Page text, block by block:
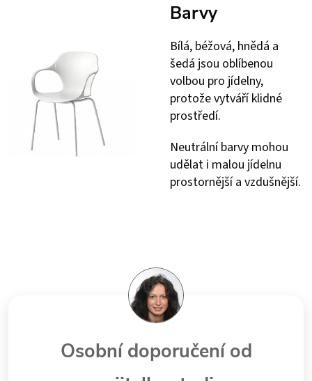
Barvy
Bílá, béžová, hnědá a
šedá jsou oblíbenou
volbou pro jídelny,
protože vytváří klidné
prostředí.
Neutrální barvy mohou
udělat i malou jídelnu
prostornější a vzdušnější.
Osobní doporučení od